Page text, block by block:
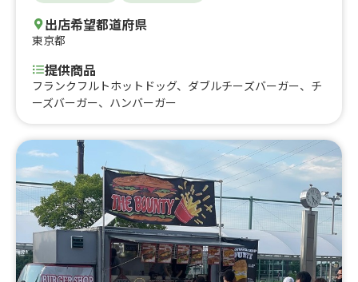
出店希望都道府県
東京都
提供商品
フランクフルトホットドッグ、ダブルチーズバーガー、チ
ーズバーガー、ハンバーガー